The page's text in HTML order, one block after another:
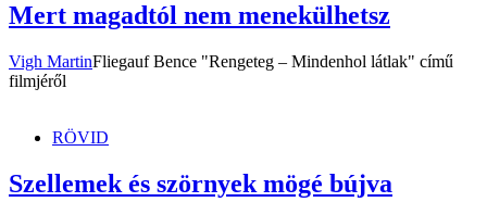
Mert magadtól nem menekülhetsz
Vigh MartinFliegauf Bence "Rengeteg – Mindenhol látlak" című
filmjéről
RÖVID
Szellemek és szörnyek mögé bújva